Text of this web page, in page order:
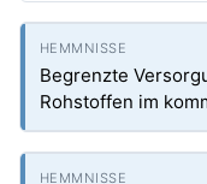
Begrenzte
Rohstoffen im